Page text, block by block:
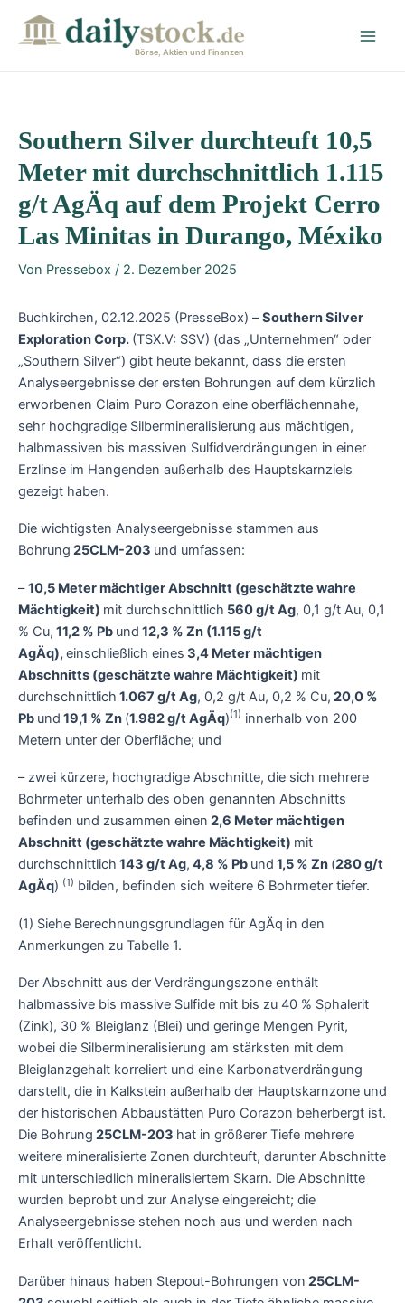
Börse, Aktien und Finanzen
Southern Silver durchteuft 10,5
Meter mit durchschnittlich 1.115
g/t AgÄq auf dem Projekt Cerro
Las Minitas in Durango, Méxiko
Von Pressebox / 2. Dezember 2025
Buchkirchen, 02.12.2025 (PresseBox) –Southern Silver
Exploration Corp. (TSX.V: SSV) (das „Unternehmen“ oder
„Southern Silver“) gibt heute bekannt, dass die ersten
Analyseergebnisse der ersten Bohrungen auf dem kürzlich
erworbenen Claim Puro Corazon eine oberflächennahe,
sehr hochgradige Silbermineralisierung aus mächtigen,
halbmassiven bis massiven Sulfidverdrängungen in einer
Erzlinse im Hangenden außerhalb des Hauptskarnziels
gezeigt haben.
Die wichtigsten Analyseergebnisse stammen aus
Bohrung 25CLM-203 und umfassen:
–10,5 Meter mächtiger Abschnitt (geschätzte wahre
Mächtigkeit) mit durchschnittlich 560 g/t Ag, 0,1 g/t Au, 0,1
% Cu, 11,2 % Pb und 12,3 % Zn (1.115 g/t
AgÄq), einschließlich eines 3,4 Meter mächtigen
Abschnitts (geschätzte wahre Mächtigkeit) mit
durchschnittlich 1.067 g/t Ag, 0,2 g/t Au, 0,2 % Cu, 20,0 %
Pb und 19,1 % Zn (1.982 g/t AgÄq)(1) innerhalb von 200
Metern unter der Oberfläche; und
– zwei kürzere, hochgradige Abschnitte, die sich mehrere
Bohrmeter unterhalb des oben genannten Abschnitts
befinden und zusammen einen 2,6 Meter mächtigen
Abschnitt (geschätzte wahre Mächtigkeit) mit
durchschnittlich 143 g/t Ag, 4,8 % Pb und 1,5 % Zn (280 g/t
AgÄq) (1) bilden, befinden sich weitere 6 Bohrmeter tiefer.
(1) Siehe Berechnungsgrundlagen für AgÄq in den
Anmerkungen zu Tabelle 1.
Der Abschnitt aus der Verdrängungszone enthält
halbmassive bis massive Sulfide mit bis zu 40 % Sphalerit
(Zink), 30 % Bleiglanz (Blei) und geringe Mengen Pyrit,
wobei die Silbermineralisierung am stärksten mit dem
Bleiglanzgehalt korreliert und eine Karbonatverdrängung
darstellt, die in Kalkstein außerhalb der Hauptskarnzone und
der historischen Abbaustätten Puro Corazon beherbergt ist.
Die Bohrung 25CLM-203 hat in größerer Tiefe mehrere
weitere mineralisierte Zonen durchteuft, darunter Abschnitte
mit unterschiedlich mineralisiertem Skarn. Die Abschnitte
wurden beprobt und zur Analyse eingereicht; die
Analyseergebnisse stehen noch aus und werden nach
Erhalt veröffentlicht.
Darüber hinaus haben Stepout-Bohrungen von 25CLM-